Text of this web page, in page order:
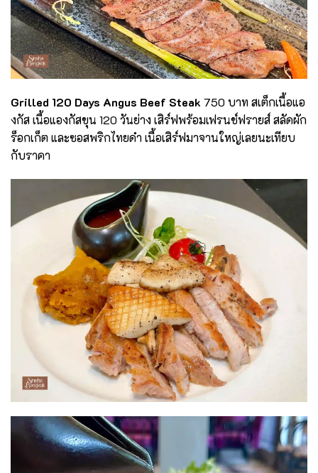
Grilled 120 Days Angus Beef Steak 750 บาท สเต็กเนื้อแอ
งกัส เนื้อแองกัสขุน 120 วันย่าง เสิร์ฟพร้อมเฟรนช์ฟรายส์ สลัดผัก
ร็อกเก็ต และซอสพริกไทยดำ เนื้อเสิร์ฟมาจานใหญ่เลยนะเทียบ
กับราคา